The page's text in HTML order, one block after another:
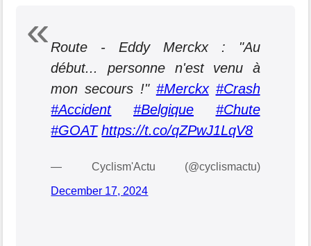
Route - Eddy Merckx : "Au
début... personne n'est venu à
mon secours !" #Merckx #Crash
#Accident
#Belgique
#Chute
#GOAT https://t.co/qZPwJ1LqV8
— Cyclism'Actu (@cyclismactu)
December 17, 2024